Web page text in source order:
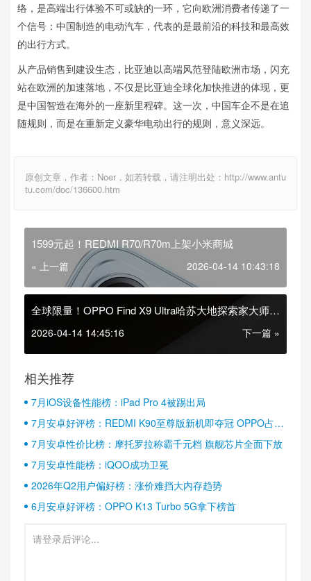
络，是高端出行体验不可或缺的一环，它向欧洲消费者传递了一
个信号：中国制造的电动汽车，代表的是最前沿的科技和最高效
的出行方式。
从产品销售到建设生态，比亚迪以高端风范登陆欧洲市场，闪充
站在欧洲的加速落地，不仅是比亚迪全球化加快推进的体现，更
是中国智造在海外的一座新里程碑。这一次，中国车企不是在追
随规则，而是在重新定义豪华电动出行的规则，意义深远。
原创文章，作者：Noer，如若转载，请注明出处：http://www.antu
tu.com/doc/136600.htm
1599元起！REDMI R70/R70m上架小米商城
« 上一篇 2026-04-14 10:43:18
全球限量！OPPO Find X9 Ultra哈苏大地探索家大师套
2026-04-14 14:45:16 下一篇 »
相关推荐
7月iOS设备性能榜：iPad Pro 4被踢出局
7月安卓好评榜：REDMI K90至尊版新机即夺冠 OPPO占据
半壁江山
7月安卓性价比榜：摩托罗拉称霸千元档 旗舰芯片全面下放
7月安卓性能榜：iQOO成功卫冕
2026年Q2用户偏好榜：涨价难挡大内存趋势
6月安卓好评榜：OPPO K13 Turbo 5G拿下榜首